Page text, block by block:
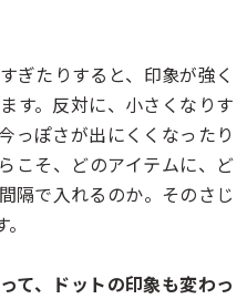
ぎたりすると、印象が強く
す。反対に、小さくなりす
っぽさが出にくくなったり
こそ、どのアイテムに、ど
隔で入れるのか。そのさじ
、ドットの印象も変わっ